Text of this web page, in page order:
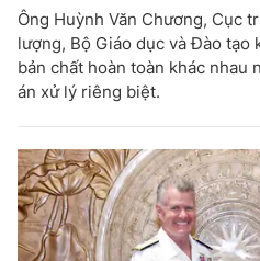
Ông Huỳnh Văn Chương, Cục
lượng, Bộ Giáo dục và Đào tạo
bản chất hoàn toàn khác nhau
án xử lý riêng biệt.